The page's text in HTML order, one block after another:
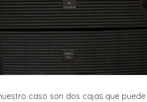
caso son dos cajas que